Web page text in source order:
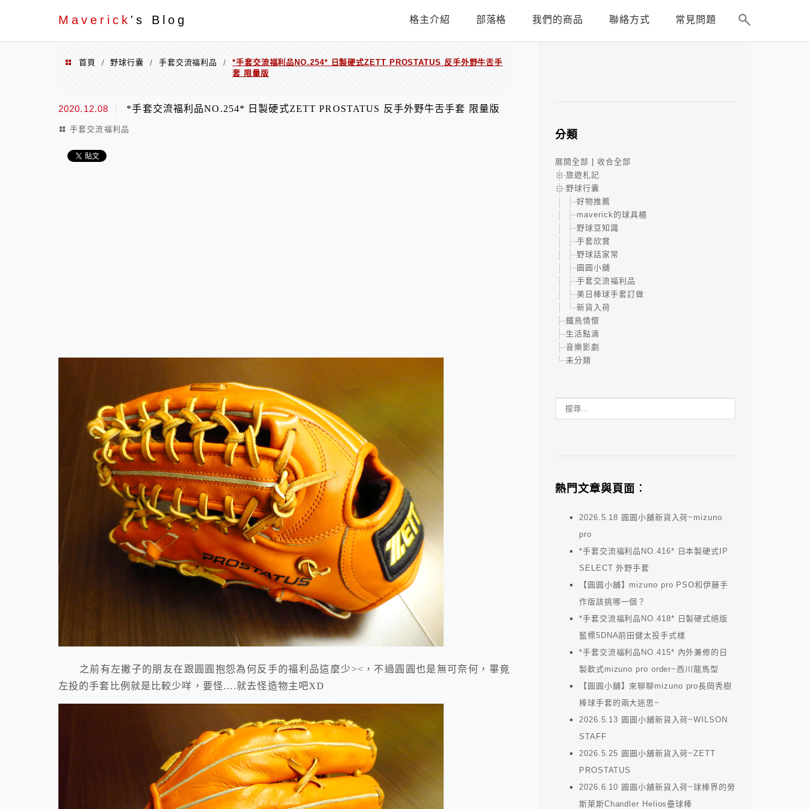
Maverick 's Blog 格主介紹 部落格 我們的商品 聯絡方式 常見問題
首頁 / 野球行囊 / 手套交流福利品 /
*手套交流福利品NO.254* 日製硬式ZETT PROSTATUS 反手外野牛舌手
套 限量版
2020.12.08 *手套交流福利品NO.254* 日製硬式ZETT PROSTATUS 反手外野牛舌手套 限量版
手套交流福利品
之前有左撇子的朋友在跟圓圓抱怨為何反手的福利品這麼少><，不過圓圓也是無可奈何，畢竟
左投的手套比例就是比較少咩，要怪….就去怪造物主吧XD
分類
展開全部
收合全部
旅遊札記
野球行囊
好物推薦
maverick的球具櫃
野球豆知識
手套欣賞
野球話家常
圓圓小舖
手套交流福利品
美日棒球手套訂做
新貨入荷
鐵鳥情懷
生活點滴
音樂影劇
未分類
熱門文章與頁面︰
2026.5.18 圓圓小舖新貨入荷~mizuno
pro
*手套交流福利品NO.416* 日本製硬式IP
SELECT 外野手套
【圓圓小舖】mizuno pro PSO和伊藤手
作版該挑哪一個？
*手套交流福利品NO.418* 日製硬式絕版
藍標5DNA前田健太投手式樣
*手套交流福利品NO.415* 內外兼修的日
製軟式mizuno pro order~西川龍馬型
【圓圓小舖】來聊聊mizuno pro長岡秀樹
棒球手套的兩大迷思~
2026.5.13 圓圓小舖新貨入荷~WILSON
STAFF
2026.5.25 圓圓小舖新貨入荷~ZETT
PROSTATUS
2026.6.10 圓圓小舖新貨入荷~球棒界的勞
斯萊斯Chandler Helios壘球棒